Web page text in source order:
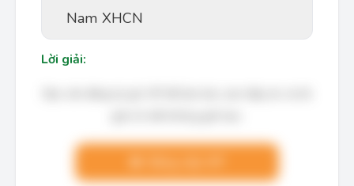
Nam XHCN
Lời giải: